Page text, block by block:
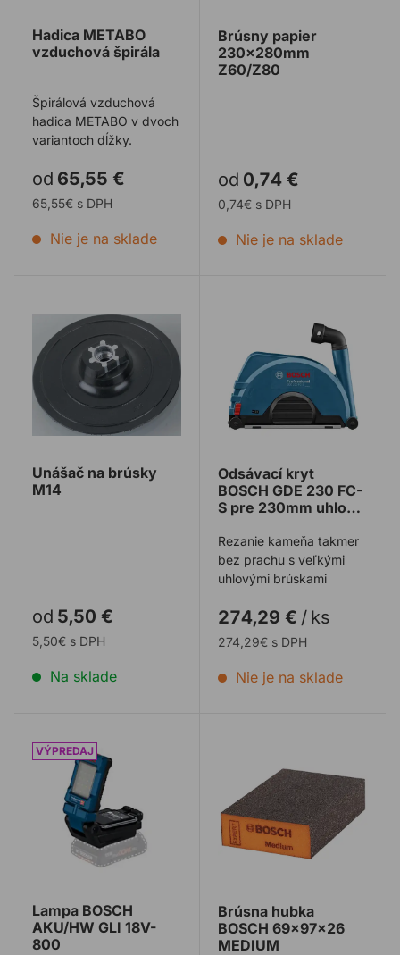
Hadica METABO
vzduchová špirála
Špirálová vzduchová
hadica METABO v dvoch
variantoch dĺžky.
od 65,55 €
65,55€ s DPH
Nie je na sklade
Brúsny papier
230x280mm
Z60/Z80
od 0,74 €
0,74€ s DPH
Nie je na sklade
Unášač na brúsky
M14
od 5,50 €
5,50€ s DPH
Na sklade
Odsávací kryt
BOSCH GDE 230 FC-
S pre 230mm uhlové
Rezanie kameňa takmer
bez prachu s veľkými
uhlovými brúskami
274,29 € / ks
274,29€ s DPH
Nie je na sklade
Lampa BOSCH AKU/HW GLI 18V-800
Lampa BOSCH
AKU/HW GLI 18V-
800
Brúsna hubka
BOSCH 69x97x26
MEDIUM